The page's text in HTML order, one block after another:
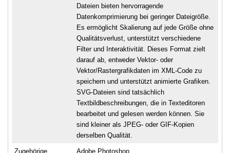
Dateien bieten hervorragende
Datenkomprimierung bei geringer Dateigröße.
Es ermöglicht Skalierung auf jede Größe ohne
Qualitätsverlust, unterstützt verschiedene
Filter und Interaktivität. Dieses Format zielt
darauf ab, entweder Vektor- oder
Vektor/Rastergrafikdaten im XML-Code zu
speichern und unterstützt animierte Grafiken.
SVG-Dateien sind tatsächlich
Textbildbeschreibungen, die in Texteditoren
bearbeitet und gelesen werden können. Sie
sind kleiner als JPEG- oder GIF-Kopien
derselben Qualität.
Zugehörige Adobe Photoshop